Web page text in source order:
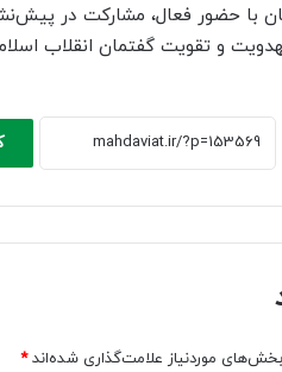
با حضور فعال، مشارکت در
و تقویت گفتمان انقلاب
بخش‌های موردنیاز علامت‌گذاری شده‌اند*